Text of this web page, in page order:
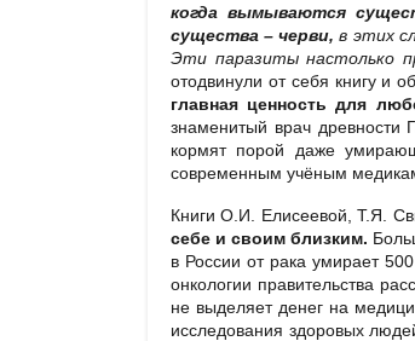
когда вымываются
существа – черви,в этих
Эти паразиты настолько
отодвинули от себя книгу и
главная ценность для
знаменитый врач древности
кормят порой даже
современным учёным
Книги О.И. Елисеевой, Т.Я.
себе и своим близким.
в России от рака умирает
онкологии правительства
не выделяет денег на
исследования здоровых